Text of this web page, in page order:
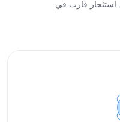
استئجار قارب في